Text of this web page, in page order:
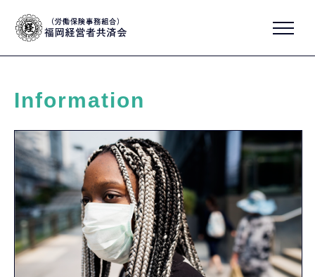
Information